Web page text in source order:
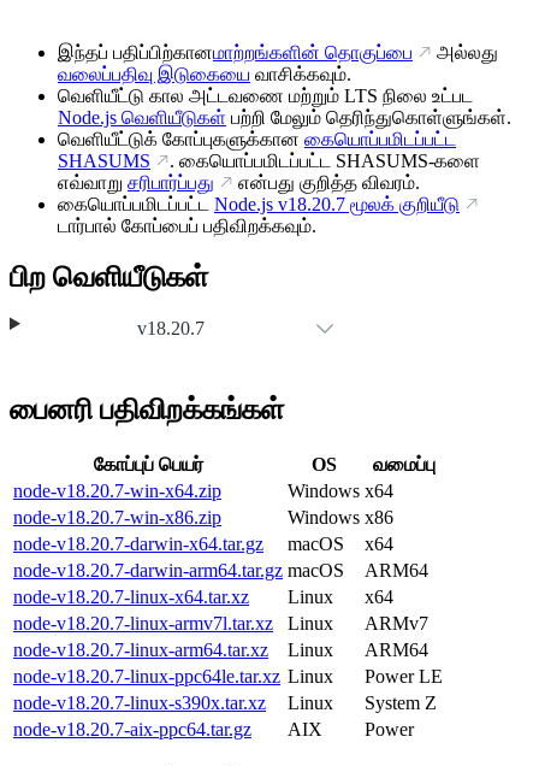
இந்தப் பதிப்பிற்கானமாற்றங்களின் தொகுப்பை
அல்லது
வலைப்பதிவு இடுகையை வாசிக்கவும்.
வெளியீட்டு கால அட்டவணை மற்றும் LTS நிலை உட்பட
Node.js வெளியீடுகள் பற்றி மேலும் தெரிந்துகொள்ளுங்கள்.
வெளியீட்டுக் கோப்புகளுக்கான கையொப்பமிடப்பட்ட
SHASUMS
. கையொப்பமிடப்பட்ட SHASUMS-களை
எவ்வாறு சரிபார்ப்பது
என்பது குறித்த விவரம்.
கையொப்பமிடப்பட்ட Node.js v18.20.7 மூலக் குறியீடு
டார்பால் கோப்பைப் பதிவிறக்கவும்.
பிற வெளியீடுகள்
v18.20.7
பைனரி பதிவிறக்கங்கள்
கோப்புப் பெயர் OS
வமைப்பு
node-v18.20.7-win-x64.zip
Windows x64
node-v18.20.7-win-x86.zip
Windows x86
node-v18.20.7-darwin-x64.tar.gz
macOS
x64
node-v18.20.7-darwin-arm64.tar.gz macOS
ARM64
node-v18.20.7-linux-x64.tar.xz
Linux
x64
node-v18.20.7-linux-armv7l.tar.xz
Linux
ARMv7
node-v18.20.7-linux-arm64.tar.xz
Linux
ARM64
node-v18.20.7-linux-ppc64le.tar.xz Linux
Power LE
node-v18.20.7-linux-s390x.tar.xz
Linux
System Z
node-v18.20.7-aix-ppc64.tar.gz
AIX Power